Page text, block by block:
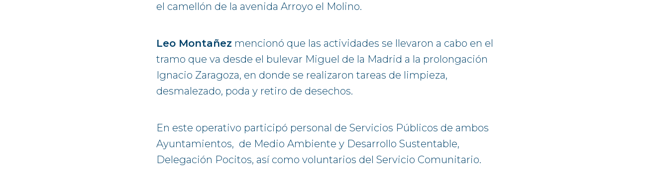
el camellón de la avenida Arroyo el Molino.
Leo Montañez mencionó que las actividades se llevaron a cabo en el
tramo que va desde el bulevar Miguel de la Madrid a la prolongación
Ignacio Zaragoza, en donde se realizaron tareas de limpieza,
desmalezado, poda y retiro de desechos.
En este operativo participó personal de Servicios Públicos de ambos
Ayuntamientos, de Medio Ambiente y Desarrollo Sustentable,
Delegación Pocitos, así como voluntarios del Servicio Comunitario.